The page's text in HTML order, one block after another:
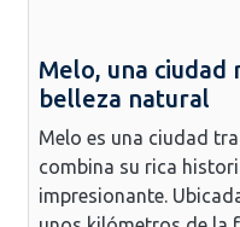
Melo, una ciudad
belleza natural
Melo es una ciudad
combina su rica
impresionante.